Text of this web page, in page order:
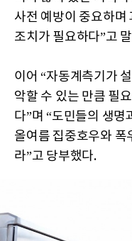
사전 예방이 중요하며
조치가 필요하다”고
이어 “자동계측기가
악할 수 있는 만큼 필
다”며 “도민들의 생명
올여름 집중호우와 폭
라”고 당부했다.